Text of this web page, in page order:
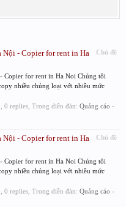
Chủ đề
- Copier for rent in Ha
Copier for rent in Ha Noi Chúng tôi
nhiều chủng loại với nhiều mức
, 0 replies, Trong diễn đàn: Quảng cáo -
Chủ đề
- Copier for rent in Ha
Copier for rent in Ha Noi Chúng tôi
nhiều chủng loại với nhiều mức
, 0 replies, Trong diễn đàn: Quảng cáo -